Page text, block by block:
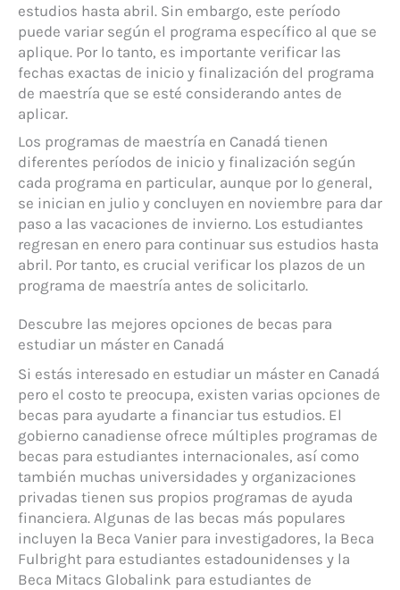
estudios hasta abril. Sin embargo, este período
puede variar según el programa específico al que se
aplique. Por lo tanto, es importante verificar las
fechas exactas de inicio y finalización del programa
de maestría que se esté considerando antes de
aplicar.
Los programas de maestría en Canadá tienen
diferentes períodos de inicio y finalización según
cada programa en particular, aunque por lo general,
se inician en julio y concluyen en noviembre para dar
paso a las vacaciones de invierno. Los estudiantes
regresan en enero para continuar sus estudios hasta
abril. Por tanto, es crucial verificar los plazos de un
programa de maestría antes de solicitarlo.
Descubre las mejores opciones de becas para
estudiar un máster en Canadá
Si estás interesado en estudiar un máster en Canadá
pero el costo te preocupa, existen varias opciones de
becas para ayudarte a financiar tus estudios. El
gobierno canadiense ofrece múltiples programas de
becas para estudiantes internacionales, así como
también muchas universidades y organizaciones
privadas tienen sus propios programas de ayuda
financiera. Algunas de las becas más populares
incluyen la Beca Vanier para investigadores, la Beca
Fulbright para estudiantes estadounidenses y la
Beca Mitacs Globalink para estudiantes de